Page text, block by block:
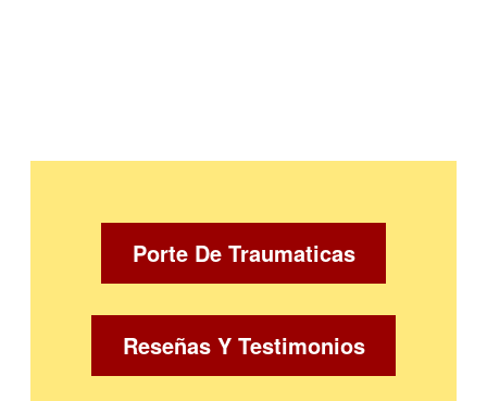
Porte De Traumaticas
Reseñas Y Testimonios